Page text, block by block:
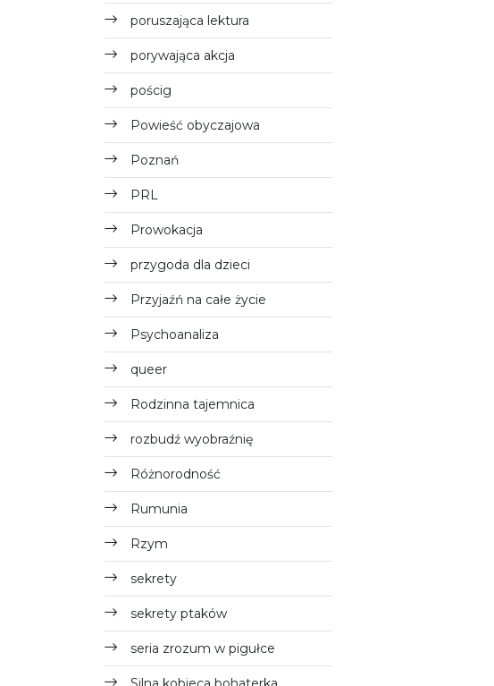
poruszająca lektura
porywająca akcja
pościg
Powieść obyczajowa
Poznań
PRL
Prowokacja
przygoda dla dzieci
Przyjaźń na całe życie
Psychoanaliza
queer
Rodzinna tajemnica
rozbudź wyobraźnię
Różnorodność
Rumunia
Rzym
sekrety
sekrety ptaków
seria zrozum w pigułce